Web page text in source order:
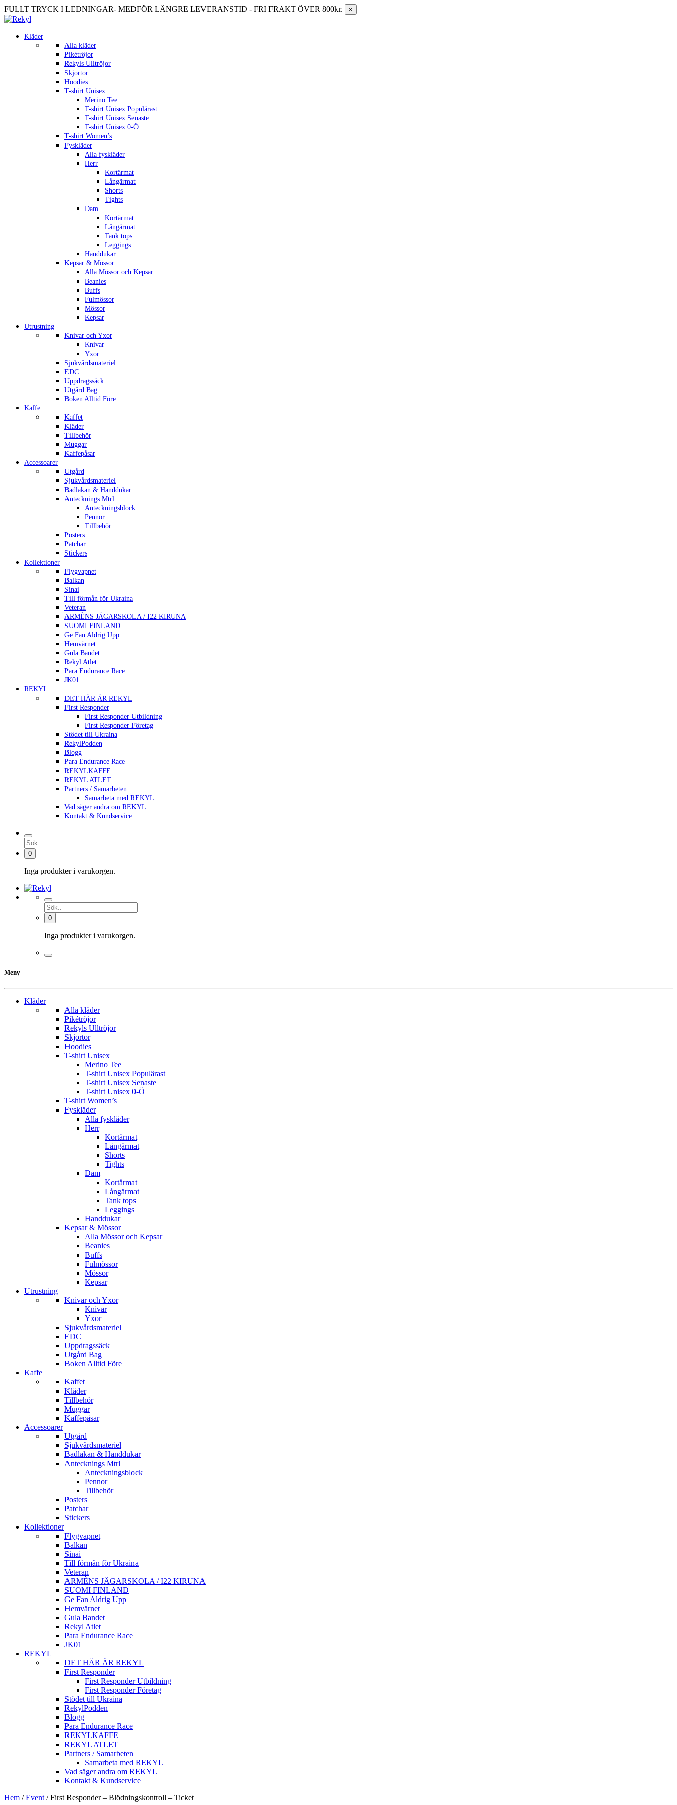
FULLT TRYCK I LEDNINGAR- MEDFÖR LÄNGRE LEVERANSTID - FRI FRAKT ÖVER 800kr. ×
Kläder
Alla kläder
Pikétröjor
Rekyls Ulltröjor
Skjortor
Hoodies
T-shirt Unisex
Merino Tee
T-shirt Unisex Populärast
T-shirt Unisex Senaste
T-shirt Unisex 0-Ö
T-shirt Women’s
Fyskläder
Alla fyskläder
Herr
Kortärmat
Långärmat
Shorts
Tights
Dam
Kortärmat
Långärmat
Tank tops
Leggings
Handdukar
Kepsar & Mössor
Alla Mössor och Kepsar
Beanies
Buffs
Fulmössor
Mössor
Kepsar
Utrustning
Knivar och Yxor
Knivar
Yxor
Sjukvårdsmateriel
EDC
Uppdragssäck
Utgård Bag
Boken Alltid Före
Kaffe
Kaffet
Kläder
Tillbehör
Muggar
Kaffepåsar
Accessoarer
Utgård
Sjukvårdsmateriel
Badlakan & Handdukar
Antecknings Mtrl
Anteckningsblock
Pennor
Tillbehör
Posters
Patchar
Stickers
Kollektioner
Flygvapnet
Balkan
Sinai
Till förmån för Ukraina
Veteran
ARMÈNS JÄGARSKOLA / I22 KIRUNA
SUOMI FINLAND
Ge Fan Aldrig Upp
Hemvärnet
Gula Bandet
Rekyl Atlet
Para Endurance Race
JK01
REKYL
DET HÄR ÄR REKYL
First Responder
First Responder Utbildning
First Responder Företag
Stödet till Ukraina
RekylPodden
Blogg
Para Endurance Race
REKYLKAFFE
REKYL ATLET
Partners / Samarbeten
Samarbeta med REKYL
Vad säger andra om REKYL
Kontakt & Kundservice
0
Inga produkter i varukorgen.
0
Inga produkter i varukorgen.
Meny
Kläder
Alla kläder
Pikétröjor
Rekyls Ulltröjor
Skjortor
Hoodies
T-shirt Unisex
Merino Tee
T-shirt Unisex Populärast
T-shirt Unisex Senaste
T-shirt Unisex 0-Ö
T-shirt Women’s
Fyskläder
Alla fyskläder
Herr
Kortärmat
Långärmat
Shorts
Tights
Dam
Kortärmat
Långärmat
Tank tops
Leggings
Handdukar
Kepsar & Mössor
Alla Mössor och Kepsar
Beanies
Buffs
Fulmössor
Mössor
Kepsar
Utrustning
Knivar och Yxor
Knivar
Yxor
Sjukvårdsmateriel
EDC
Uppdragssäck
Utgård Bag
Boken Alltid Före
Kaffe
Kaffet
Kläder
Tillbehör
Muggar
Kaffepåsar
Accessoarer
Utgård
Sjukvårdsmateriel
Badlakan & Handdukar
Antecknings Mtrl
Anteckningsblock
Pennor
Tillbehör
Posters
Patchar
Stickers
Kollektioner
Flygvapnet
Balkan
Sinai
Till förmån för Ukraina
Veteran
ARMÈNS JÄGARSKOLA / I22 KIRUNA
SUOMI FINLAND
Ge Fan Aldrig Upp
Hemvärnet
Gula Bandet
Rekyl Atlet
Para Endurance Race
JK01
REKYL
DET HÄR ÄR REKYL
First Responder
First Responder Utbildning
First Responder Företag
Stödet till Ukraina
RekylPodden
Blogg
Para Endurance Race
REKYLKAFFE
REKYL ATLET
Partners / Samarbeten
Samarbeta med REKYL
Vad säger andra om REKYL
Kontakt & Kundservice
Hem / Event /First Responder – Blödningskontroll – Ticket